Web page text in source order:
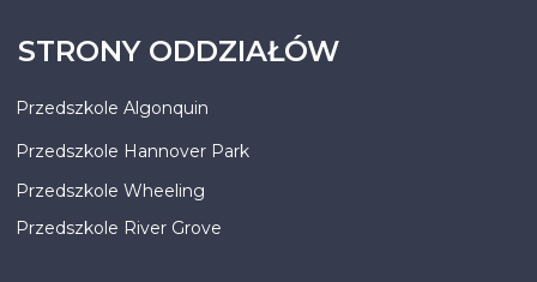
STRONY ODDZIAŁÓW
Przedszkole Algonquin
Przedszkole Hannover Park
Przedszkole Wheeling
Przedszkole River Grove